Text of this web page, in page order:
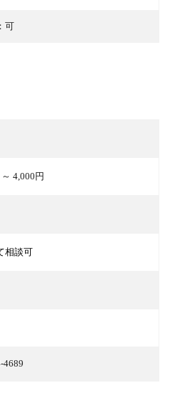
可
4,000円
相談可
4689